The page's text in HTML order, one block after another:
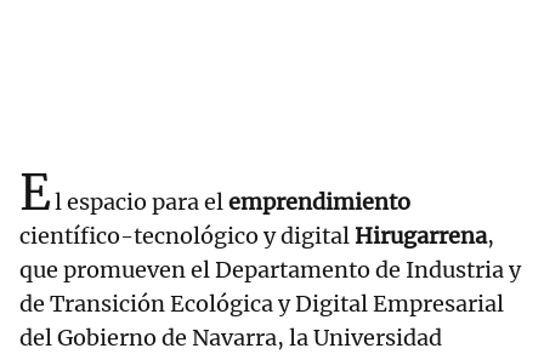
El espacio para elemprendimiento
científico-tecnológico y digital Hirugarrena,
que promueven el Departamento de Industria y
de Transición Ecológica y Digital Empresarial
del Gobierno de Navarra, la Universidad